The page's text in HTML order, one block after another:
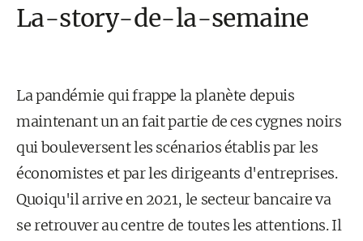
La-story-de-la-semaine
La pandémie qui frappe la planète depuis
maintenant un an fait partie de ces cygnes noirs
qui bouleversent les scénarios établis par les
économistes et par les dirigeants d'entreprises.
Quoiqu'il arrive en 2021, le secteur bancaire va
se retrouver au centre de toutes les at­tentions. Il